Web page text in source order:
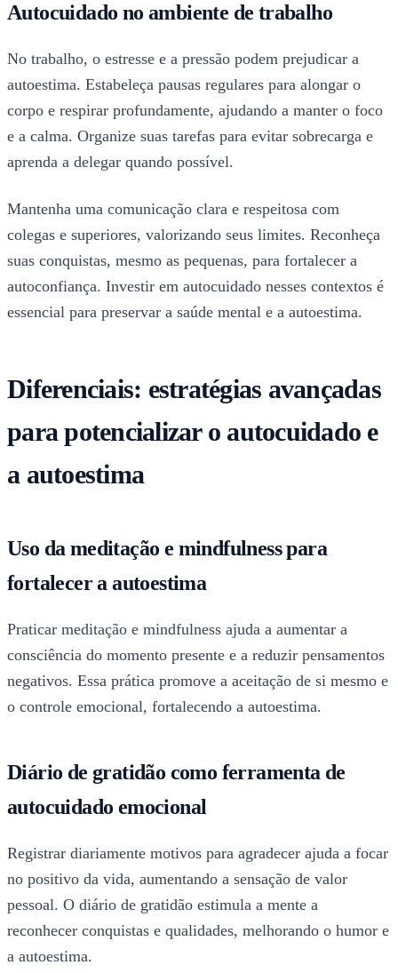
Autocuidado no ambiente de trabalho
No trabalho, o estresse e a pressão podem prejudicar a
autoestima. Estabeleça pausas regulares para alongar o
corpo e respirar profundamente, ajudando a manter o foco
e a calma. Organize suas tarefas para evitar sobrecarga e
aprenda a delegar quando possível.
Mantenha uma comunicação clara e respeitosa com
colegas e superiores, valorizando seus limites. Reconheça
suas conquistas, mesmo as pequenas, para fortalecer a
autoconfiança. Investir em autocuidado nesses contextos é
essencial para preservar a saúde mental e a autoestima.
Diferenciais: estratégias avançadas
para potencializar o autocuidado e
a autoestima
Uso da meditação e mindfulness para
fortalecer a autoestima
Praticar meditação e mindfulness ajuda a aumentar a
consciência do momento presente e a reduzir pensamentos
negativos. Essa prática promove a aceitação de si mesmo e
o controle emocional, fortalecendo a autoestima.
Diário de gratidão como ferramenta de
autocuidado emocional
Registrar diariamente motivos para agradecer ajuda a focar
no positivo da vida, aumentando a sensação de valor
pessoal. O diário de gratidão estimula a mente a
reconhecer conquistas e qualidades, melhorando o humor e
a autoestima.